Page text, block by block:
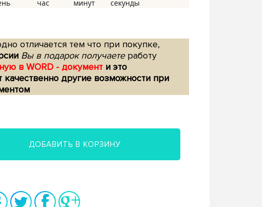
отличается тем что при покупке,
Вы в подарок получаетеработу
в WORD - документ и это
качественно другие возможности при
ДОБАВИТЬ В КОРЗИНУ